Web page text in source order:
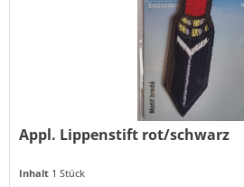
Appl. Lippenstift rot/schwarz
Inhalt 1 Stück